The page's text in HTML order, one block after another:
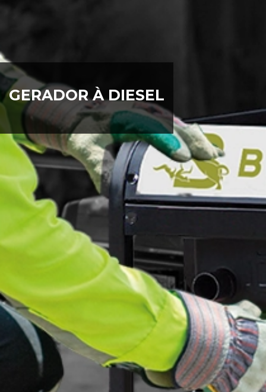
GERADOR À DIESEL